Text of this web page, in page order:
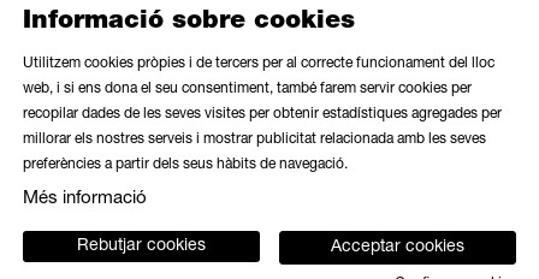
Mapa web | Avís legal Ús de galetes | Butlletí | Contacte
Link a instagram
Link a contacte
Informació sobre cookies
Utilitzem cookies pròpies i de tercers per al correcte funcionament del lloc
web, i si ens dona el seu consentiment, també farem servir cookies per
recopilar dades de les seves visites per obtenir estadístiques agregades per
millorar els nostres serveis i mostrar publicitat relacionada amb les seves
preferències a partir dels seus hàbits de navegació.
Més informació
Acceptar cookies
Rebutjar cookies